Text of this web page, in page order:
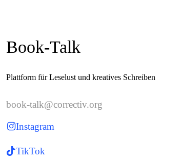
Book-Talk
Plattform für Leselust und kreatives Schreiben
book-talk@correctiv.org
Instagram
TikTok